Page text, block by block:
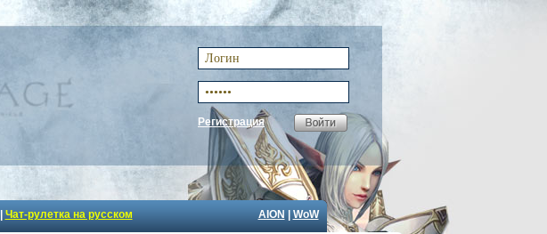
Регистрация
Чат-рулетка на русском AION WoW